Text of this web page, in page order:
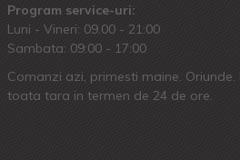
Program service-uri:
Luni - Vineri: 09.00 - 21:00
Sambata: 09:00 - 17:00
Comanzi azi, primesti maine.
toata tara in termen de 24 de ore.